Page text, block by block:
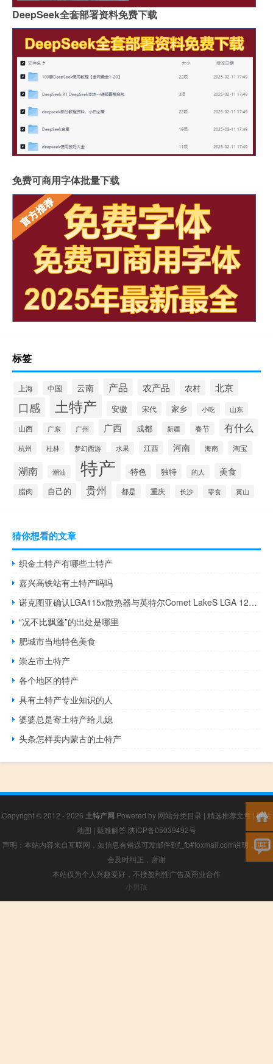
DeepSeek全套部署资料免费下载
免费可商用字体批量下载
标签
上海 中国 云南 产品 农产品 农村 北京
口感 土特产 安徽 宋代 家乡 小吃 山东
山西 广东 广州 广西 成都 新疆 春节 有什么
杭州 桂林 梦幻西游 水果 江西 河南 海南 淘宝
湖南 潮汕 特产 特色 独特 的人 美食
腊肉 自己的 贵州 都是 重庆 长沙 零食 黄山
猜你想看的文章
织金土特产有哪些土特产
嘉兴高铁站有土特产吗吗
诺克图亚确认LGA115x散热器与英特尔Comet LakeS LGA 1200插槽兼容
“况不比飘蓬”的出处是哪里
肥城市当地特色美食
崇左市土特产
各个地区的特产
具有土特产专业知识的人
婆婆总是寄土特产给儿媳
头条怎样卖内蒙古的土特产
Copyright © 2012 - 2026 土特产网 Powered by 网站分类目录 | 精选推荐文章 |网站
地图 | 疑难解答 陕ICP备05039492号
声明：本站内容来自互联网，如信息有错误可发邮件到f_fb#foxmail.com说明，我们
会及时纠正，谢谢
本站仅为个人兴趣爱好，不接盈利性广告及商业合作
小男孩